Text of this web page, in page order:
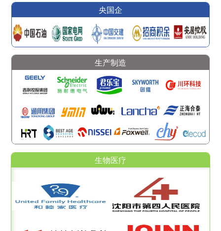
央国企
生产制造
生物医疗